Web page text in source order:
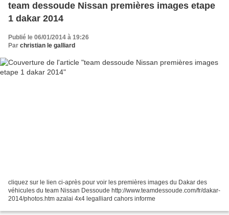
team dessoude Nissan premières images etape
1 dakar 2014
Publié le 06/01/2014 à 19:26
Par christian le galliard
cliquez sur le lien ci-après pour voir les premières images du Dakar des
véhicules du team Nissan Dessoude http://www.teamdessoude.com/fr/dakar-
2014/photos.htm azalai 4x4 legalliard cahors informe